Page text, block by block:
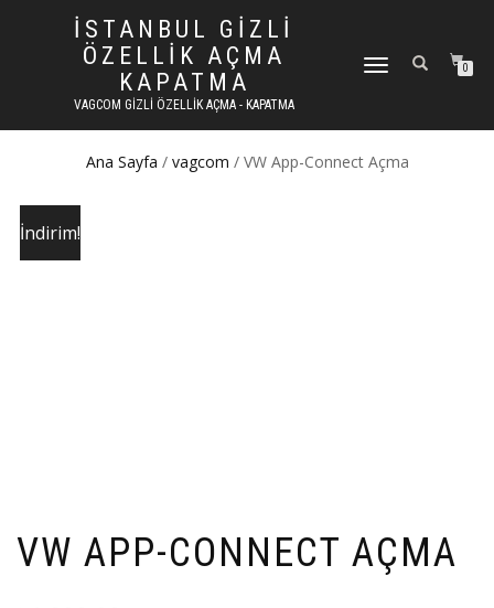
İSTANBUL GIZLI
ÖZELLIK AÇMA
KAPATMA
VAGCOM GIZLI ÖZELLIK AÇMA - KAPATMA
DOLAŞIMI AÇ/KAPAT0
Ana Sayfa / vagcom / VW App-Connect Açma
İndirim!
VW APP-CONNECT AÇMA